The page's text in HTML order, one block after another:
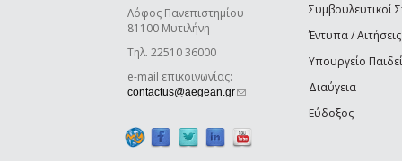
Λόφος Πανεπιστημίου
81100 Μυτιλήνη
Τηλ. 22510 36000
e-mail επικοινωνίας:
contactus@aegean.gr(link sends e-mail)
Συμβουλευτικοί
Έντυπα / Αιτήσεις
Υπουργείο
Διαύγεια
Εύδοξος